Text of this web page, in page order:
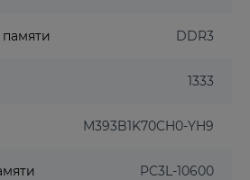
DDR3
1333
M393B1K70CH0-YH9
PC3L-10600